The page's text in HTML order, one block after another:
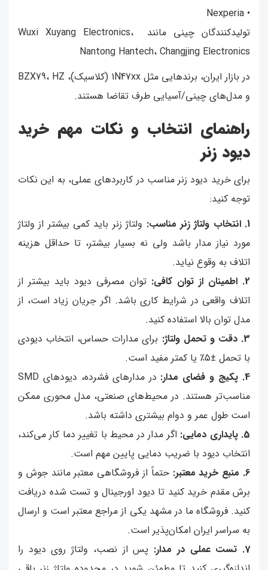
• Nexperia
تولیدکنندگان چینی مانند Wuxi Xuyang Electronics،
Nantong Hantech، Changjing Electronics
در بازار ایران، برندهایی مثل 1N47xx (کلاسیک)، BZX79، HZ
و مدل‌های چینی/آسیایی طرف تقاضا هستند.
راهنمای انتخاب و نکات مهم خرید
دیود زنر
برای خرید دیود زنر مناسب در کاربردهای عملی، به این نکات
توجه کنید:
1. انتخاب ولتاژ زنر مناسب:
ولتاژ زنر باید کمی بیشتر از ولتاژ
مورد نیاز مدار باشد ولی نه بسیار بیشتر، تا حداقل هزینه
اتلاف به وقوع نیاید.
2. اطمینان از توان کافی:
توان مصرفی دیود باید بیشتر از
اتلاف واقعی در شرایط کاری باشد. اگر جریان زیاد است، از
مدل توان بالا استفاده کنید.
3. دقت و تحمل ولتاژ:
برای مدارات حساس، انتخاب دیودی
با تحمل ±۵٪ یا کمتر مفید است.
4. پکیج و فضای مدار:
در مدارهای فشرده، دیودهای SMD
مناسب‌تر هستند. در محیط‌های صنعتی، مدل محوری ممکن
است طول عمر و دوام بیشتری داشته باشد.
5. پایداری دمایی:
اگر مدار در محیط با تغییر دما کار می‌کند،
انتخاب دیود با ضریب دمایی پایین مهم است.
6. منبع خرید معتبر:
حتماً از فروشگاهی معتبر مانند جوش و
برش مقدم خرید کنید تا دیود اورجینال و تست شده دریافت
کنید. فروشگاه ما در مشهد یکی از مراجع معتبر است و ارسال
به سراسر ایران امکان‌پذیر است.
7. تست عملی در مدار:
پس از نصب، ولتاژ روی دیود را